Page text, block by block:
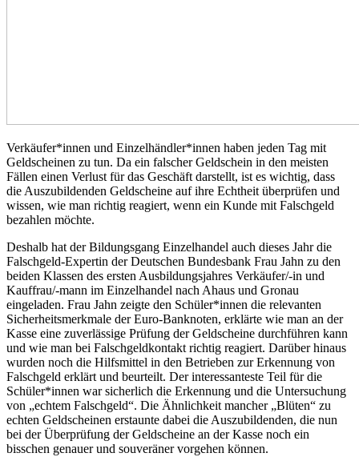
Verkäufer*innen und Einzelhändler*innen haben jeden Tag mit
Geldscheinen zu tun. Da ein falscher Geldschein in den meisten
Fällen einen Verlust für das Geschäft darstellt, ist es wichtig, dass
die Auszubildenden Geldscheine auf ihre Echtheit überprüfen und
wissen, wie man richtig reagiert, wenn ein Kunde mit Falschgeld
bezahlen möchte.
Deshalb hat der Bildungsgang Einzelhandel auch dieses Jahr die
Falschgeld-Expertin der Deutschen Bundesbank Frau Jahn zu den
beiden Klassen des ersten Ausbildungsjahres Verkäufer/-in und
Kauffrau/-mann im Einzelhandel nach Ahaus und Gronau
eingeladen. Frau Jahn zeigte den Schüler*innen die relevanten
Sicherheitsmerkmale der Euro-Banknoten, erklärte wie man an der
Kasse eine zuverlässige Prüfung der Geldscheine durchführen kann
und wie man bei Falschgeldkontakt richtig reagiert. Darüber hinaus
wurden noch die Hilfsmittel in den Betrieben zur Erkennung von
Falschgeld erklärt und beurteilt. Der interessanteste Teil für die
Schüler*innen war sicherlich die Erkennung und die Untersuchung
von „echtem Falschgeld“. Die Ähnlichkeit mancher „Blüten“ zu
echten Geldscheinen erstaunte dabei die Auszubildenden, die nun
bei der Überprüfung der Geldscheine an der Kasse noch ein
bisschen genauer und souveräner vorgehen können.